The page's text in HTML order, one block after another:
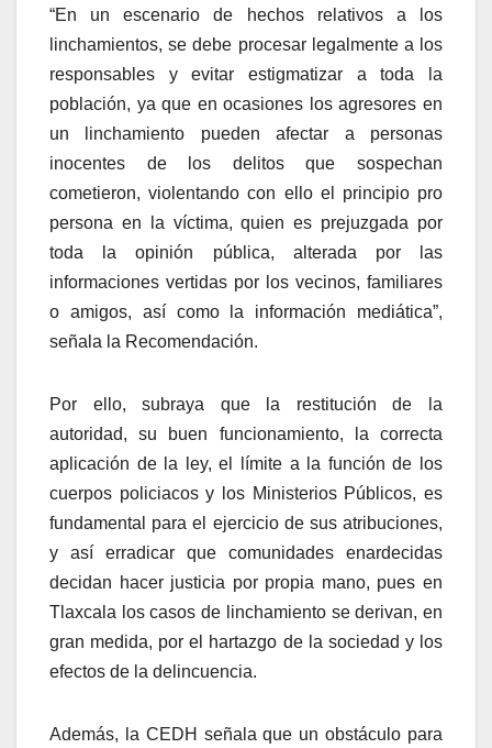
“En un escenario de hechos relativos a los
linchamientos, se debe procesar legalmente a los
responsables y evitar estigmatizar a toda la
población, ya que en ocasiones los agresores en
un linchamiento pueden afectar a personas
inocentes de los delitos que sospechan
cometieron, violentando con ello el principio pro
persona en la víctima, quien es prejuzgada por
toda la opinión pública, alterada por las
informaciones vertidas por los vecinos, familiares
o amigos, así como la información mediática”,
señala la Recomendación.
Por ello, subraya que la restitución de la
autoridad, su buen funcionamiento, la correcta
aplicación de la ley, el límite a la función de los
cuerpos policiacos y los Ministerios Públicos, es
fundamental para el ejercicio de sus atribuciones,
y así erradicar que comunidades enardecidas
decidan hacer justicia por propia mano, pues en
Tlaxcala los casos de linchamiento se derivan, en
gran medida, por el hartazgo de la sociedad y los
efectos de la delincuencia.
Además, la CEDH señala que un obstáculo para